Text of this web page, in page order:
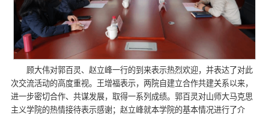
顾大伟对郭百灵、赵立峰一行的到来表示热烈欢迎，并表达了对此
次交流活动的高度重视。王增福表示，两院自建立合作共建关系以来，
进一步密切合作、共谋发展，取得一系列成绩。郭百灵对山师大马克思
主义学院的热情接待表示感谢；赵立峰就本学院的基本情况进行了介